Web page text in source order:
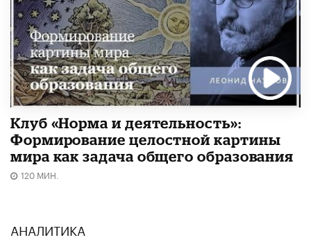
Клуб «Норма и деятельность»:
Формирование целостной картины
мира как задача общего образования
120 МИН.
АНАЛИТИКА